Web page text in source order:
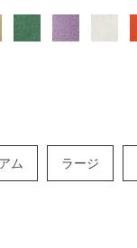
ム ラージ